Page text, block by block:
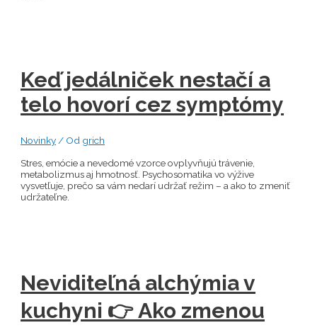
Keď jedálniček nestačí a
telo hovorí cez symptómy
Novinky/ Od grich
Stres, emócie a nevedomé vzorce ovplyvňujú trávenie,
metabolizmus aj hmotnosť. Psychosomatika vo výžive
vysvetľuje, prečo sa vám nedarí udržať režim – a ako to zmeniť
udržateľne.
Neviditeľná alchýmia v
kuchyni 👉 Ako zmenou